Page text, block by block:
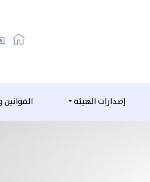
إصدارات الهيئة القوانين